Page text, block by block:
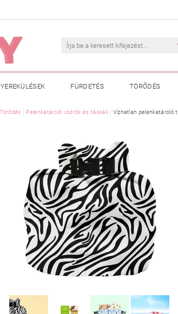
FÜRDETÉS TÖRŐDÉS
VÁSÁRLÁSI FELTÉTELEK
A MEGFELELŐ MÉRET MEGÁLLAPÍTÁSA
Törődés Pelenkatároló vödrök és táskák Vízhatlan pelenkatároló